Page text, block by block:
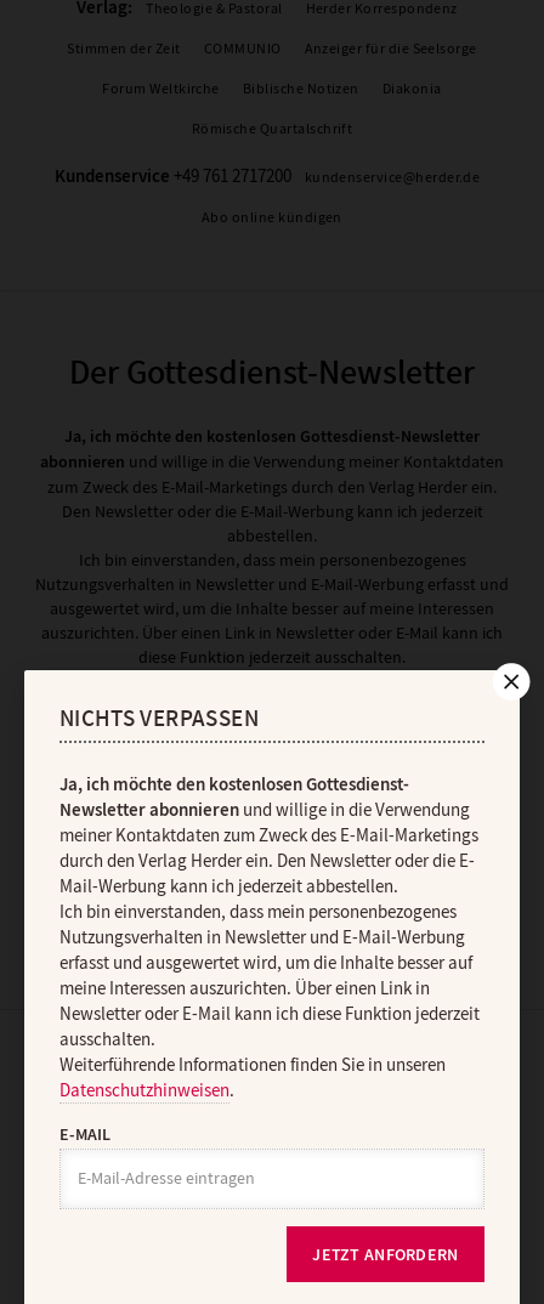
Verlag: Theologie & Pastoral Herder Korrespondenz
Stimmen der Zeit COMMUNIO Anzeiger für die Seelsorge
Forum Weltkirche Biblische Notizen Diakonia
Römische Quartalschrift
Kundenservice +49 761 2717200 kundenservice@herder.de
Abo online kündigen
Der Gottesdienst-Newsletter
Ja, ich möchte den kostenlosen Gottesdienst-Newsletter
abonnieren und willige in die Verwendung meiner Kontaktdaten
zum Zweck des E-Mail-Marketings durch den Verlag Herder ein.
Den Newsletter oder die E-Mail-Werbung kann ich jederzeit
abbestellen.
Ich bin einverstanden, dass mein personenbezogenes
Nutzungsverhalten in Newsletter und E-Mail-Werbung erfasst und
ausgewertet wird, um die Inhalte besser auf meine Interessen
auszurichten. Über einen Link in Newsletter oder E-Mail kann ich
diese Funktion jederzeit ausschalten.
Datenschutzhinweisen
E-MAIL
JETZT ANMELDEN
AGB und Widerrufsbelehrung Datenschutz Barrierefreiheit
Vertrag widerrufen
NICHTS VERPASSEN
Ja, ich möchte den kostenlosen Gottesdienst-
Newsletter abonnierenund willige in die Verwendung
meiner Kontaktdaten zum Zweck des E-Mail-Marketings
durch den Verlag Herder ein. Den Newsletter oder die E-
Mail-Werbung kann ich jederzeit abbestellen.
Ich bin einverstanden, dass mein personenbezogenes
Nutzungsverhalten in Newsletter und E-Mail-Werbung
erfasst und ausgewertet wird, um die Inhalte besser auf
meine Interessen auszurichten. Über einen Link in
Newsletter oder E-Mail kann ich diese Funktion jederzeit
ausschalten.
Weiterführende Informationen finden Sie in unseren
Datenschutzhinweisen.
E-MAIL
JETZT ANFORDERN